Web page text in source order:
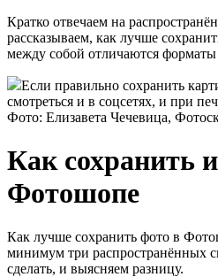
Кратко отвечаем на
рассказываем, как лучше
между собой отличаются форматы
Если правильно сохранить
смотреться и в соцсетях, и при
Фото: Елизавета Чечевица,
Как сохранить
Фотошопе
Как лучше сохранить фото в
минимум три распространённых
сделать, и выясняем разницу.